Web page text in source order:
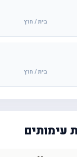
בית / חוץ
בית / חוץ
עימותים